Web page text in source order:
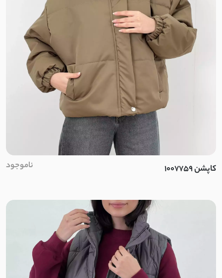
یاخما
پوپلین کش
ژاکارد توری
نخ وارداتی
ریون
لینن کجراه
ابریشم دبل فیس
کاپشن 1007759 ناموجود